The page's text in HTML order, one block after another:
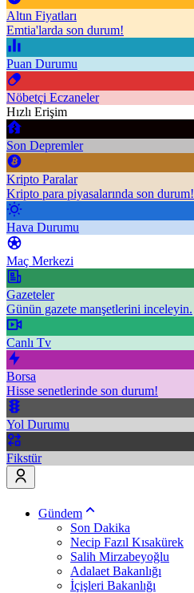
Altın Fiyatları
Emtia'larda son durum!
Puan Durumu
Nöbetçi Eczaneler
Hızlı Erişim
Son Depremler
Kripto Paralar
Kripto para piyasalarında son durum!
Hava Durumu
Maç Merkezi
Gazeteler
Günün gazete manşetlerini inceleyin.
Canlı Tv
Borsa
Hisse senetlerinde son durum!
Yol Durumu
Fikstür
Gündem
Son Dakika
Necip Fazıl Kısakürek
Salih Mirzabeyoğlu
Adalaet Bakanlığı
İçişleri Bakanlığı